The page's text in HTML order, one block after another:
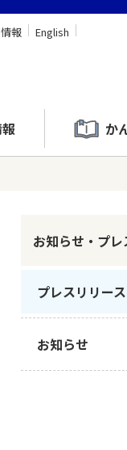
報 English
か
お知らせ・プ
プレスリリース
お知らせ